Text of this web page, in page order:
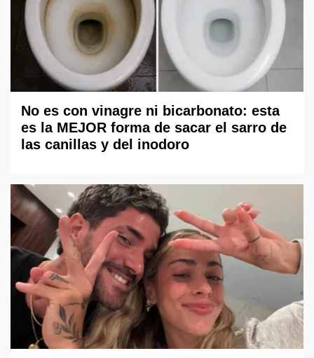
No es con vinagre ni bicarbonato: esta
es la MEJOR forma de sacar el sarro de
las canillas y del inodoro